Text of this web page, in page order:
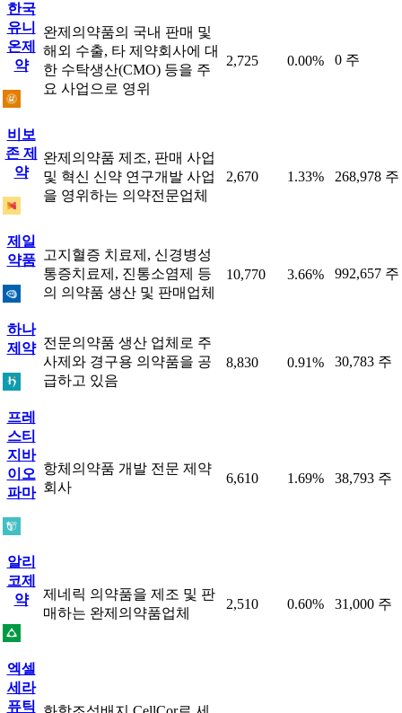
한국
유니
온제
약
완제의약품의 국내 판매 및
해외 수출, 타 제약회사에 대
한 수탁생산(CMO) 등을 주
요 사업으로 영위
2,725 0.00% 0 주
비보
존 제
약
완제의약품 제조, 판매 사업
및 혁신 신약 연구개발 사업
을 영위하는 의약전문업체
2,670 1.33% 268,978 주
제일
약품
고지혈증 치료제, 신경병성
통증치료제, 진통소염제 등
의 의약품 생산 및 판매업체
10,770 3.66% 992,657 주
하나
제약 전문의약품 생산 업체로 주
사제와 경구용 의약품을 공
급하고 있음
8,830 0.91% 30,783 주
프레
스티
지바
이오
파마
항체의약품 개발 전문 제약
회사
6,610 1.69% 38,793 주
알리
코제
약
제네릭 의약품을 제조 및 판
매하는 완제의약품업체
2,510 0.60% 31,000 주
엑셀
세라
퓨틱